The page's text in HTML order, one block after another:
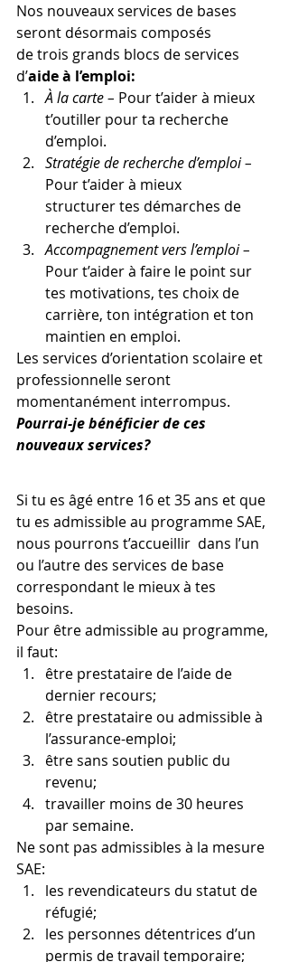
Nos nouveaux services de bases
seront désormais composés
de trois grands blocs de services
d’aide à l’emploi:
À la carte – Pour t’aider à mieux
t’outiller pour ta recherche
d’emploi.
Stratégie de recherche d’emploi –
Pour t’aider à mieux
structurer tes démarches de
recherche d’emploi.
Accompagnement vers l’emploi –
Pour t’aider à faire le point sur
tes motivations, tes choix de
carrière, ton intégration et ton
maintien en emploi.
Les services d’orientation scolaire et
professionnelle seront
momentanément interrompus.
Pourrai-je bénéficier de ces
nouveaux services?
Si tu es âgé entre 16 et 35 ans et que
tu es admissible au programme SAE,
nous pourrons t’accueillir  dans l’un
ou l’autre des services de base
correspondant le mieux à tes
besoins.
Pour être admissible au programme,
il faut:
être prestataire de l’aide de
dernier recours;
être prestataire ou admissible à
l’assurance-emploi;
être sans soutien public du
revenu;
travailler moins de 30 heures
par semaine.
Ne sont pas admissibles à la mesure
SAE:
les revendicateurs du statut de
réfugié;
les personnes détentrices d’un
permis de travail temporaire;